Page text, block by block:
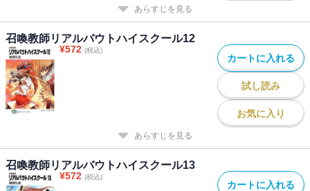
あらすじを見る
召喚教師リアルバウトハイスクール12
¥572 (税込)
カートに入れる
試し読み
お気に入り
あらすじを見る
召喚教師リアルバウトハイスクール13
¥572 (税込)
カートに入れる